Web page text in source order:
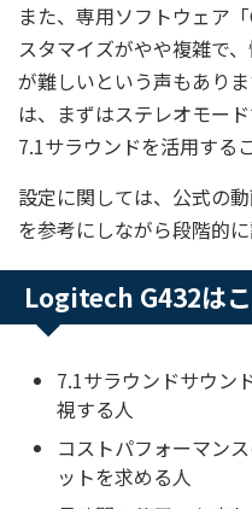
また、専用ソフトウェア
スタマイズがやや複雑で
が難しいという声もあり
は、まずはステレオモー
7.1サラウンドを活用する
設定に関しては、公式の
を参考にしながら段階的
Logitech G432は
7.1サラウンドサウン
視する人
コストパフォーマン
ットを求める人